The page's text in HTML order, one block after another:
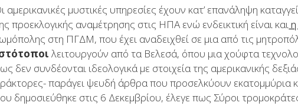
αμερικανικές μυστικές υπηρεσίες έχουν κατ’ επανάληψη
προεκλογικής αναμέτρησης στις ΗΠΑ ενώ ενδεικτική είναι και
στη ΠΓΔΜ, που έχει αναδειχθεί σε μια από τις
λειτουργούν από τα Βελεσά, όπου μια χούφτα
δεν συνδέονται ιδεολογικά με στοιχεία της αμερικανικής
παράγει ψευδή άρθρα που προσελκύουν εκατομμύρια
δημοσιεύθηκε στις 6 Δεκεμβρίου, έλεγε πως Σύροι